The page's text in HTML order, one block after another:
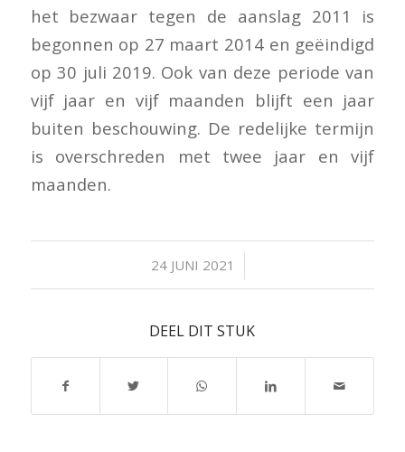
het bezwaar tegen de aanslag 2011 is
begonnen op 27 maart 2014 en geëindigd
op 30 juli 2019. Ook van deze periode van
vijf jaar en vijf maanden blijft een jaar
buiten beschouwing. De redelijke termijn
is overschreden met twee jaar en vijf
maanden.
24 JUNI 2021
/
DEEL DIT STUK